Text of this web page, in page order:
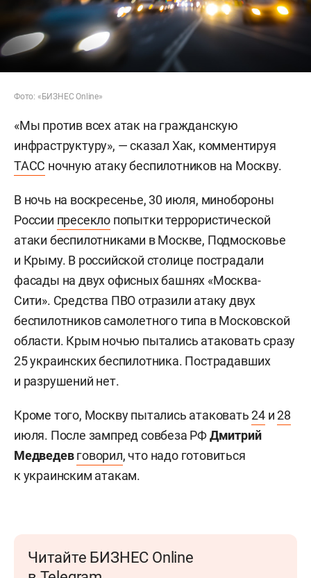
Фото: «БИЗНЕС Online»
«Мы против всех атак на гражданскую
инфраструктуру», — сказал Хак, комментируя
ТАСС ночную атаку беспилотников на Москву.
В ночь на воскресенье, 30 июля, минобороны
России пресекло попытки террористической
атаки беспилотниками в Москве, Подмосковье
и Крыму. В российской столице пострадали
фасады на двух офисных башнях «Москва-
Сити». Средства ПВО отразили атаку двух
беспилотников самолетного типа в Московской
области. Крым ночью пытались атаковать сразу
25 украинских беспилотника. Пострадавших
и разрушений нет.
Кроме того, Москву пытались атаковать24 и28
июля. После зампред совбеза РФДмитрий
Медведевговорил, что надо готовиться
к украинским атакам.
Читайте БИЗНЕС Online